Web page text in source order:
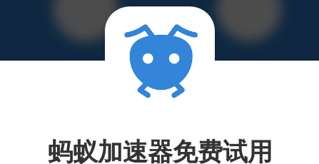
蚂蚁加速器免费试用